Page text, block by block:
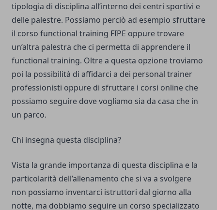
tipologia di disciplina all’interno dei centri sportivi e
delle palestre. Possiamo perciò ad esempio sfruttare
il corso functional training FIPE oppure trovare
un’altra palestra che ci permetta di apprendere il
functional training. Oltre a questa opzione troviamo
poi la possibilità di affidarci a dei personal trainer
professionisti oppure di sfruttare i corsi online che
possiamo seguire dove vogliamo sia da casa che in
un parco.
Chi insegna questa disciplina?
Vista la grande importanza di questa disciplina e la
particolarità dell’allenamento che si va a svolgere
non possiamo inventarci istruttori dal giorno alla
notte, ma dobbiamo seguire un corso specializzato